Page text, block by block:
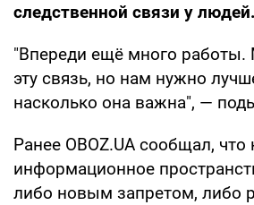
следственной связи у людей.
"Впереди ещё много работы.
эту связь, но нам нужно
насколько она важна", —
Ранее OBOZ.UA сообщал,
информационное
либо новым запретом, либо